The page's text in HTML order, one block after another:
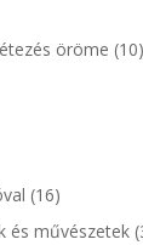
öröme (10)
(16)
és művészetek